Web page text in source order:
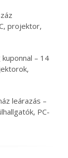
projektor,
– 14
leárazás –
PC-